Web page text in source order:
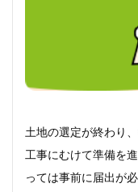
土地の選定が終わり
工事にむけて準備を
っては事前に届出が